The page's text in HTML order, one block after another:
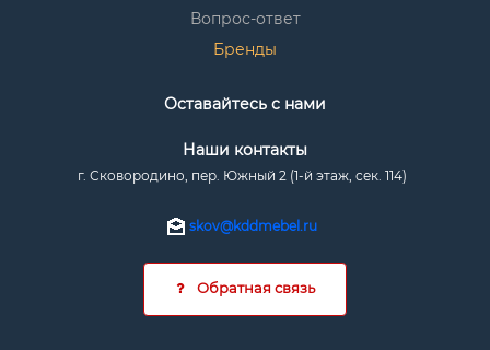
Вопрос-ответ
Бренды
Оставайтесь с нами
Наши контакты
г. Сковородино, пер. Южный 2 (1-й этаж, сек. 114)
skov@kddmebel.ru
Обратная связь